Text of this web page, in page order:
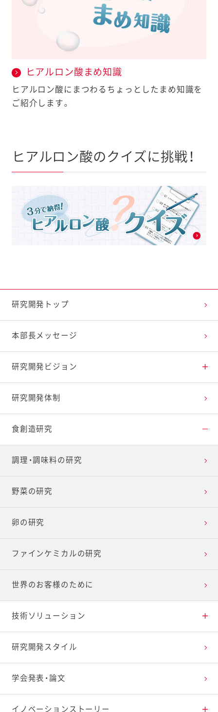
ヒアルロン酸まめ知識
ヒアルロン酸にまつわるちょっとしたまめ知識を
ご紹介します。
ヒアルロン酸のクイズに挑戦！
研究開発トップ
本部長メッセージ
研究開発ビジョン
アプローチ1 健康寿命延伸に貢献
アプローチ2 循環型経済を実現
アプローチ3 楽しく健康的な食生活を創造
アプローチ4 自分らしいライフスタイルを応援
アプローチ5 先端技術で食の可能性を切り開く
研究開発体制
食創造研究
調理・調味料の研究
野菜の研究
卵の研究
ファインケミカルの研究
世界のお客様のために
技術ソリューション
おいしさの研究
健康・栄養の研究
独自素材の研究
研究開発スタイル
学会発表・論文
イノベーションストーリー